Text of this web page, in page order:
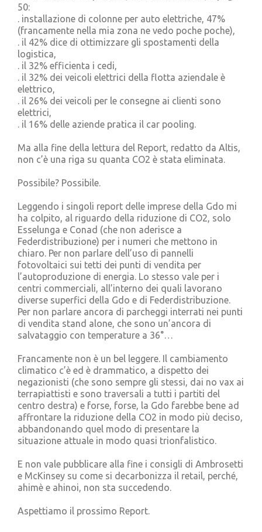
50:
. installazione di colonne per auto elettriche, 47%
(francamente nella mia zona ne vedo poche poche),
. il 42% dice di ottimizzare gli spostamenti della
logistica,
. il 32% efficienta i cedi,
. il 32% dei veicoli elettrici della flotta aziendale è
elettrico,
. il 26% dei veicoli per le consegne ai clienti sono
elettrici,
. il 16% delle aziende pratica il car pooling.
Ma alla fine della lettura del Report, redatto da Altis,
non c’è una riga su quanta CO2 è stata eliminata.
Possibile? Possibile.
Leggendo i singoli report delle imprese della Gdo mi
ha colpito, al riguardo della riduzione di CO2, solo
Esselunga e Conad (che non aderisce a
Federdistribuzione) per i numeri che mettono in
chiaro. Per non parlare dell’uso di pannelli
fotovoltaici sui tetti dei punti di vendita per
l’autoproduzione di energia. Lo stesso vale per i
centri commerciali, all’interno dei quali lavorano
diverse superfici della Gdo e di Federdistribuzione.
Per non parlare ancora di parcheggi interrati nei punti
di vendita stand alone, che sono un’ancora di
salvataggio con temperature a 36°…
Francamente non è un bel leggere. Il cambiamento
climatico c’è ed è drammatico, a dispetto dei
negazionisti (che sono sempre gli stessi, dai no vax ai
terrapiattisti e sono traversali a tutti i partiti del
centro destra) e forse, forse, la Gdo farebbe bene ad
affrontare la riduzione della CO2 in modo più deciso,
abbandonando quel modo di presentare la
situazione attuale in modo quasi trionfalistico.
E non vale pubblicare alla fine i consigli di Ambrosetti
e McKinsey su come si decarbonizza il retail, perché,
ahimè e ahinoi, non sta succedendo.
Aspettiamo il prossimo Report.